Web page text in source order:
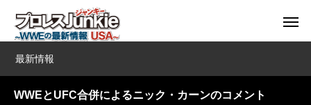
最新情報
WWEとUFC合併によるニック・カーンのコメント